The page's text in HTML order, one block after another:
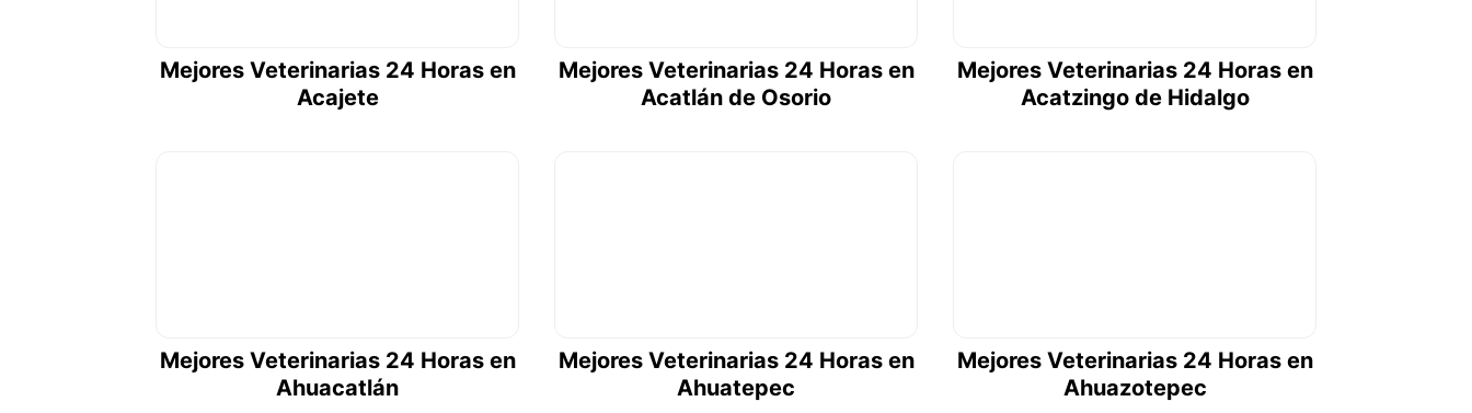
Mejores Veterinarias 24 Horas en
Acajete
Mejores Veterinarias 24 Horas en
Acatlán de Osorio
Mejores Veterinarias 24 Horas en
Acatzingo de Hidalgo
Mejores Veterinarias 24 Horas en
Ahuacatlán
Mejores Veterinarias 24 Horas en
Ahuatepec
Mejores Veterinarias 24 Horas en
Ahuazotepec